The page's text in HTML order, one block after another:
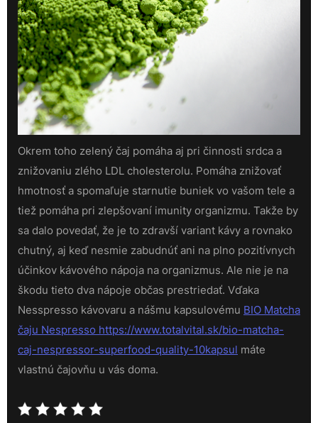
Okrem toho zelený čaj pomáha aj pri činnosti srdca a
znižovaniu zlého LDL cholesterolu. Pomáha znižovať
hmotnosť a spomaľuje starnutie buniek vo vašom tele a
tiež pomáha pri zlepšovaní imunity organizmu. Takže by
sa dalo povedať, že je to zdravší variant kávy a rovnako
chutný, aj keď nesmie zabudnúť ani na plno pozitívnych
účinkov kávového nápoja na organizmus. Ale nie je na
škodu tieto dva nápoje občas prestriedať. Vďaka
Nesspresso kávovaru a nášmu kapsulovému BIO Matcha
čaju Nespresso https://www.totalvital.sk/bio-matcha-
caj-nespressor-superfood-quality-10kapsul máte
vlastnú čajovňu u vás doma.